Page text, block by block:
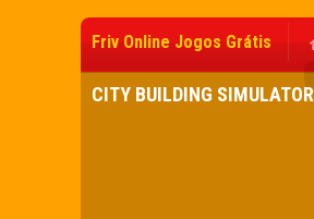
Friv Online Jogos Grátis
CITY BUILDING SIMULATOR